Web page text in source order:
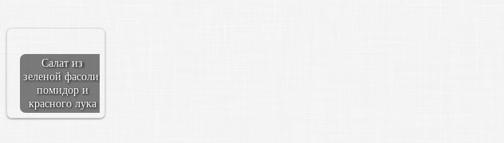
Салат из
зеленой фасоли,
помидор и
красного лука